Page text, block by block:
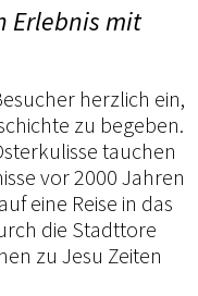
Erlebnis mit
herzlich ein,
zu begeben.
tauchen
vor 2000 Jahren
eine Reise in das
die Stadttore
zu Jesu Zeiten